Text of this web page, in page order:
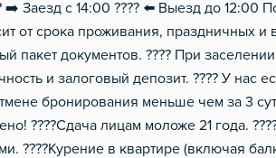
➡️ Заезд с 14:00 ???? ⬅️ Выезд до 12:00
от срока проживания, праздничных и
пакет документов. ???? При
и залоговый депозит. ???? У нас
бронирования меньше чем за 3
????Сдача лицам моложе 21 года.
????Курение в квартире (включая